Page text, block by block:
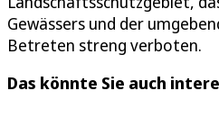
Gewässers und der
Betreten streng verboten.
Das könnte Sie auch